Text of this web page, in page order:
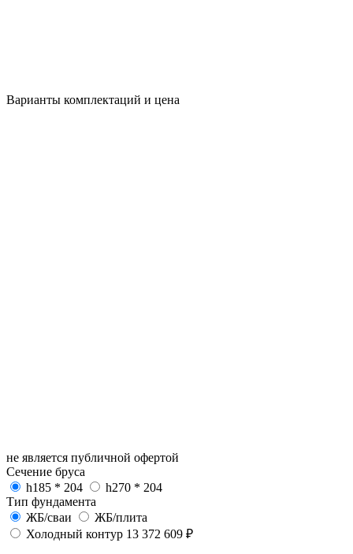
Варианты комплектаций и цена
не является публичной офертой
Сечение бруса
h185 * 204
h270 * 204
Тип фундамента
ЖБ/сваи
ЖБ/плита
Холодный контур 13 372 609 ₽